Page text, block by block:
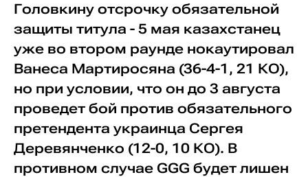
Головкину отсрочку обязательной
защиты титула - 5 мая казахстанец
уже во втором раунде нокаутировал
Ванеса Мартиросяна (36-4-1, 21 КО),
но при условии, что он до 3 августа
проведет бой против обязательного
претендента украинца Сергея
Деревянченко (12-0, 10 КО). В
противном случае GGG будет лишен